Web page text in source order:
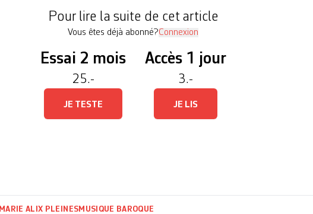
Pour lire la suite de cet article
Vous êtes déjà abonné?Connexion
Essai 2 mois
25.-
JE TESTE
Accès 1 jour
3.-
JE LIS
MARIE ALIX PLEINES MUSIQUE BAROQUE